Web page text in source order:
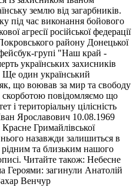
землю від загарбників.
під час виконання бойового
агресії російської федерації
району Донецької
групі "Наш край -
українських захисників
один український
що воював за мир та свободу
скорботою повідомляємо що
і територіальну цілісність
Ярославович 10.08.1969
Гримайлівської
назавжди залишиться в
та близьким нашого
Читайте також: Небесне
Героями: загинули Анатолій
Венчур